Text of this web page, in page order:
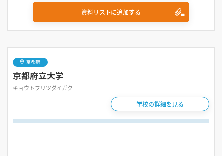
資料リストに追加する
京都府
京都府立大学
キョウトフリツダイガク
学校の詳細を見る